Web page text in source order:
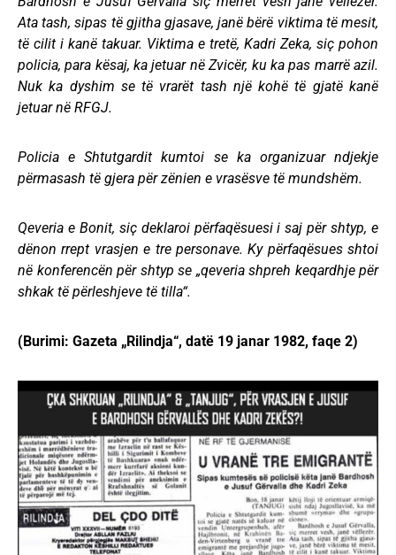
Ata tash, sipas të gjitha gjasave, janë bërë viktima të mesit,
të cilit i kanë takuar. Viktima e tretë, Kadri Zeka, siç pohon
policia, para kësaj, ka jetuar në Zvicër, ku ka pas marrë azil.
Nuk ka dyshim se të vrarët tash një kohë të gjatë kanë
jetuar në RFGJ.
Policia e Shtutgardit kumtoi se ka organizuar ndjekje
përmasash të gjera për zënien e vrasësve të mundshëm.
Qeveria e Bonit, siç deklaroi përfaqësuesi i saj për shtyp, e
dënon rrept vrasjen e tre personave. Ky përfaqësues shtoi
në konferencën për shtyp se „qeveria shpreh keqardhje për
shkak të përleshjeve të tilla“.
(Burimi: Gazeta „Rilindja“, datë 19 janar 1982, faqe 2)